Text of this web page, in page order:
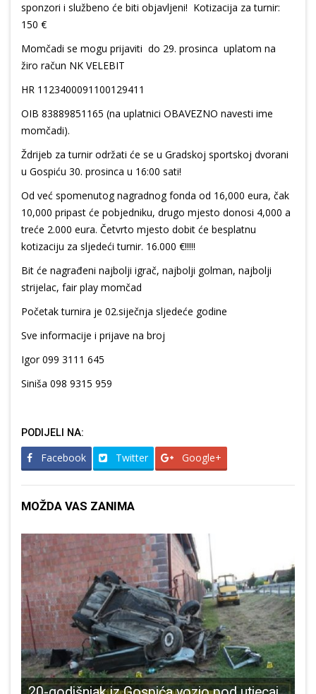
sponzori i službeno će biti objavljeni! Kotizacija za turnir:
150 €
Momčadi se mogu prijaviti do 29. prosinca uplatom na
žiro račun NK VELEBIT
HR 1123400091100129411
OIB 83889851165 (na uplatnici OBAVEZNO navesti ime
momčadi).
Ždrijeb za turnir održati će se u Gradskoj sportskoj dvorani
u Gospiću 30. prosinca u 16:00 sati!
Od već spomenutog nagradnog fonda od 16,000 eura, čak
10,000 pripast će pobjedniku, drugo mjesto donosi 4,000 a
treće 2.000 eura. Četvrto mjesto dobit će besplatnu
kotizaciju za sljedeći turnir. 16.000 €!!!!!
Bit će nagrađeni najbolji igrač, najbolji golman, najbolji
strijelac, fair play momčad
Početak turnira je 02.siječnja sljedeće godine
Sve informacije i prijave na broj
Igor 099 3111 645
Siniša 098 9315 959
PODIJELI NA:
Facebook Twitter Google+
MOŽDA VAS ZANIMA